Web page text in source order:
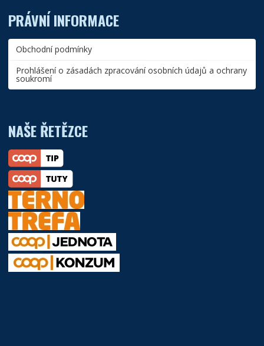
PRÁVNÍ INFORMACE
Obchodní podmínky
Prohlášení o zásadách zpracování osobních údajů a ochrany
soukromí
NAŠE ŘETĚZCE